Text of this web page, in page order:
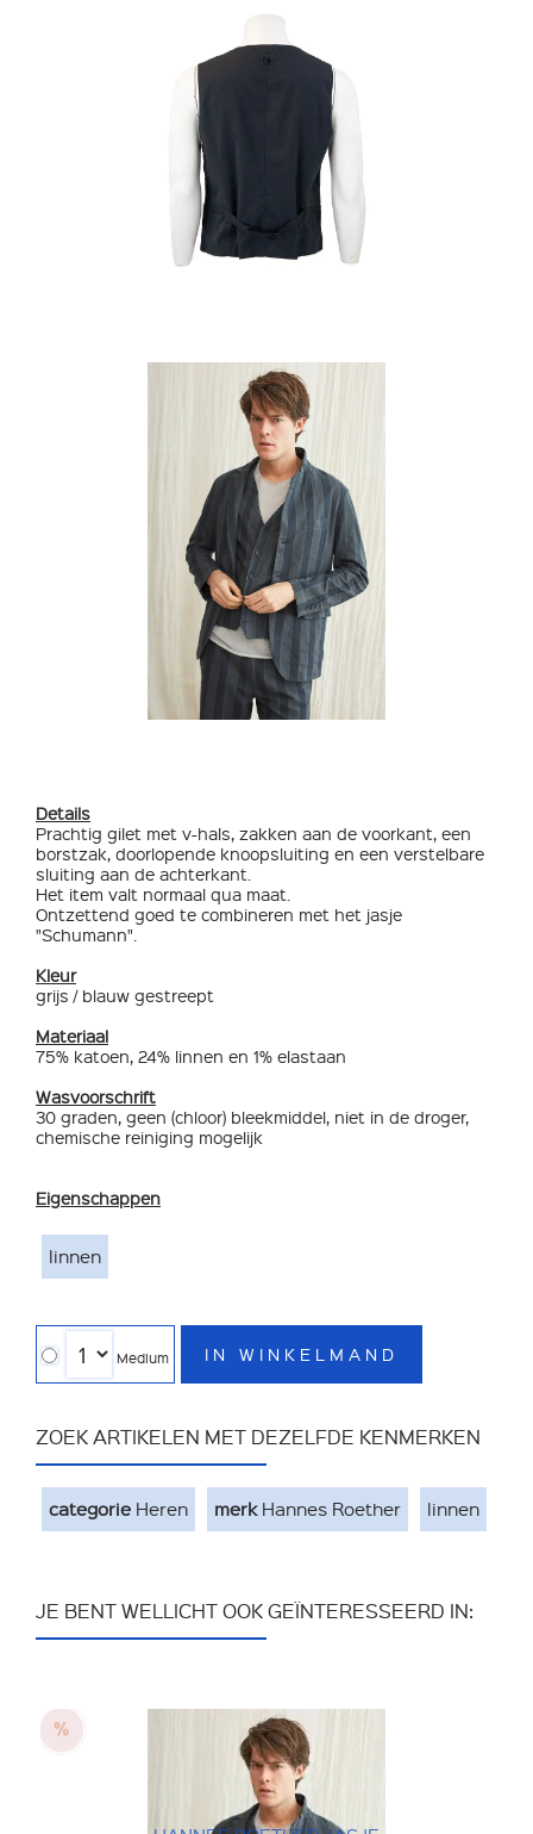
Details
Prachtig gilet met v-hals, zakken aan de voorkant, een
borstzak, doorlopende knoopsluiting en een verstelbare
sluiting aan de achterkant.
Het item valt normaal qua maat.
Ontzettend goed te combineren met het jasje
"Schumann".
Kleur
grijs / blauw gestreept
Materiaal
75% katoen, 24% linnen en 1% elastaan
Wasvoorschrift
30 graden, geen (chloor) bleekmiddel, niet in de droger,
chemische reiniging mogelijk
Eigenschappen
linnen
Medium IN WINKELMAND
ZOEK ARTIKELEN MET DEZELFDE KENMERKEN
categorie Heren merkHannes Roether linnen
JE BENT WELLICHT OOK GEÏNTERESSEERD IN: